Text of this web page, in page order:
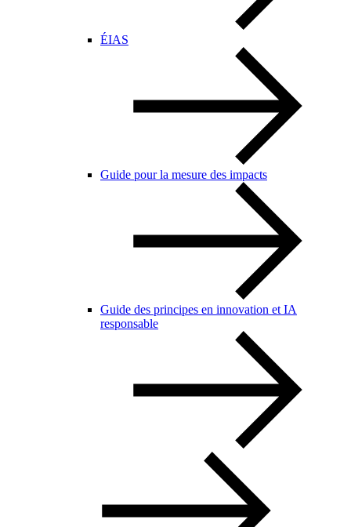
ÉIAS
Guide pour la mesure des impacts
Guide des principes en innovation et IA
responsable